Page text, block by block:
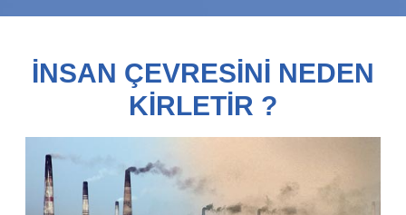
İNSAN ÇEVRESİNİ NEDEN
KİRLETİR ?